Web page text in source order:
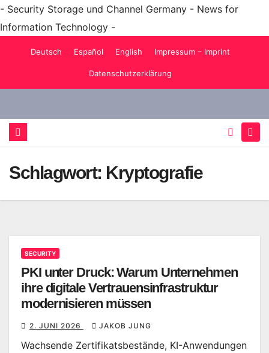
- Security Storage und Channel Germany - News for
Information Technology -
Deutsch Español English Impressum – Imprint
Datenschutzerklärung
Schlagwort: Kryptografie
SECURITY
PKI unter Druck: Warum Unternehmen
ihre digitale Vertrauensinfrastruktur
modernisieren müssen
2. JUNI 2026 JAKOB JUNG
Wachsende Zertifikatsbestände, KI-Anwendungen